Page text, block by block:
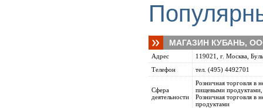
МАГАЗИН КУБАНЬ,
Адрес
119021, г. Москва,
Телефон
тел. (495) 4492701
Сфера
деятельности
Розничная торговля в
пищевыми продуктами,
Розничная торговля в
продуктами